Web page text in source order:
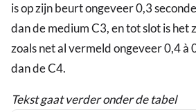
is op zijn beurt ongeveer 0,3
dan de medium C3, en tot slot is
zoals net al vermeld ongeveer 0,4 à
dan de C4.
Tekst gaat verder onder de tabel